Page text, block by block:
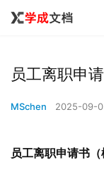
员工离职申
MSchen 2025-09-
员工离职申请书